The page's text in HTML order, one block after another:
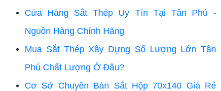
Cửa Hàng Sắt Thép Uy Tín Tại Tân Phú -
Nguồn Hàng Chính Hãng
Mua Sắt Thép Xây Dựng Số Lượng Lớn Tân
Phú Chất Lượng Ở Đâu?
Cơ Sở Chuyên Bán Sắt Hộp 70x140 Giá Rẻ